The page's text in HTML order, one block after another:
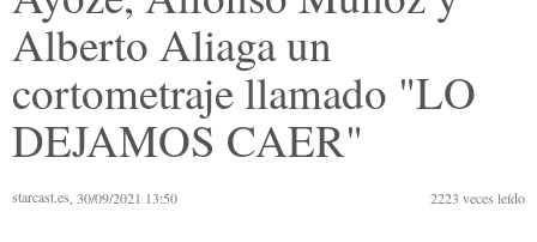
Alberto Aliaga un
cortometraje llamado "LO
DEJAMOS CAER"
starcast.es , 30/09/2021 13:50 2223 veces leído